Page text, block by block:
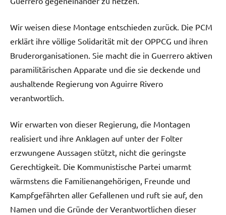
Wir weisen diese Montage entschieden zurück. Die PCM
erklärt ihre völlige Solidarität mit der OPPCG und ihren
Bruderorganisationen. Sie macht die in Guerrero aktiven
paramilitärischen Apparate und die sie deckende und
aushaltende Regierung von Aguirre Rivero
verantwortlich.
Wir erwarten von dieser Regierung, die Montagen
realisiert und ihre Anklagen auf unter der Folter
erzwungene Aussagen stützt, nicht die geringste
Gerechtigkeit. Die Kommunistische Partei umarmt
wärmstens die Familienangehörigen, Freunde und
Kampfgefährten aller Gefallenen und ruft sie auf, den
Namen und die Gründe der Verantwortlichen dieser